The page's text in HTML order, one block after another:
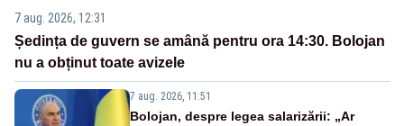
7 aug. 2026, 12:31
Ședința de guvern se amână pentru ora 14:30. Bolojan
nu a obținut toate avizele
7 aug. 2026, 11:51
Bolojan, despre legea salarizării: „Ar